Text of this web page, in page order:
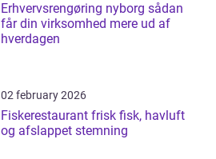
Erhvervsrengøring nyborg sådan
får din virksomhed mere ud af
hverdagen
02 february 2026
Fiskerestaurant frisk fisk, havluft
og afslappet stemning